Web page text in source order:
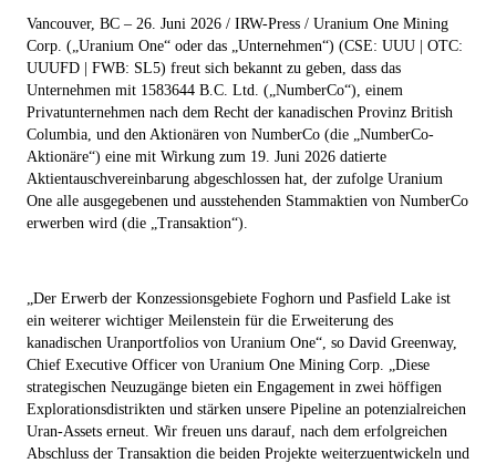
Vancouver, BC – 26. Juni 2026 / IRW-Press / Uranium One Mining
Corp. („Uranium One“ oder das „Unternehmen“) (CSE: UUU | OTC:
UUUFD | FWB: SL5) freut sich bekannt zu geben, dass das
Unternehmen mit 1583644 B.C. Ltd. („ NumberCo“), einem
Privatunternehmen nach dem Recht der kanadischen Provinz British
Columbia, und den Aktionären von NumberCo (die „ NumberCo-
Aktionäre“) eine mit Wirkung zum 19. Juni 2026 datierte
Aktientauschvereinbarung abgeschlossen hat, der zufolge Uranium
One alle ausgegebenen und ausstehenden Stammaktien von NumberCo
erwerben wird (die „ Transaktion“).
„Der Erwerb der Konzessionsgebiete Foghorn und Pasfield Lake ist
ein weiterer wichtiger Meilenstein für die Erweiterung des
kanadischen Uranportfolios von Uranium One“, so David Greenway,
Chief Executive Officer von Uranium One Mining Corp. „Diese
strategischen Neuzugänge bieten ein Engagement in zwei höffigen
Explorationsdistrikten und stärken unsere Pipeline an potenzialreichen
Uran-Assets erneut. Wir freuen uns darauf, nach dem erfolgreichen
Abschluss der Transaktion die beiden Projekte weiterzuentwickeln und